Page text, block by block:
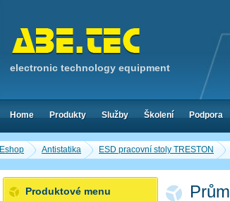
Eshop Antistatika ESD pracovní stoly TRESTON
Produktové menu
electronic technology equipment
Home Produkty Služby Školení Podpora